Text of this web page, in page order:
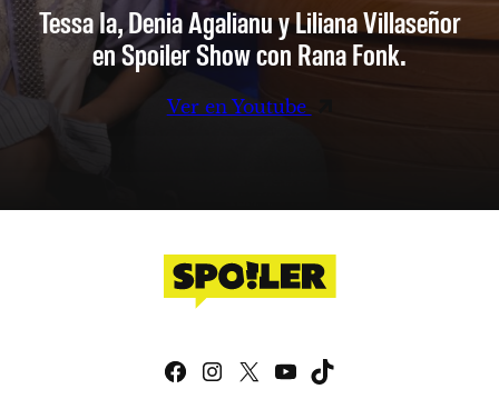
Tessa Ia, Denia Agalianu y Liliana Villaseñor
en Spoiler Show con Rana Fonk.
Ver en Youtube
Facebook
Instagram
X YouTube